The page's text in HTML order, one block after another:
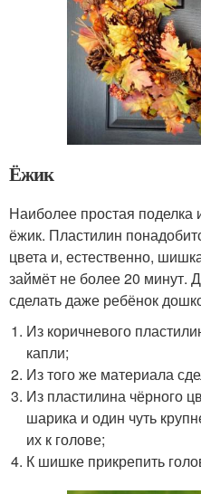
Ёжик
Наиболее простая
ёжик. Пластилин
цвета и, естественно,
займёт не более 20 минут.
сделать даже ребёнок
Из коричневого
капли;
Из того же материала
Из пластилина чёрного
шарика и один чуть
их к голове;
К шишке прикрепить